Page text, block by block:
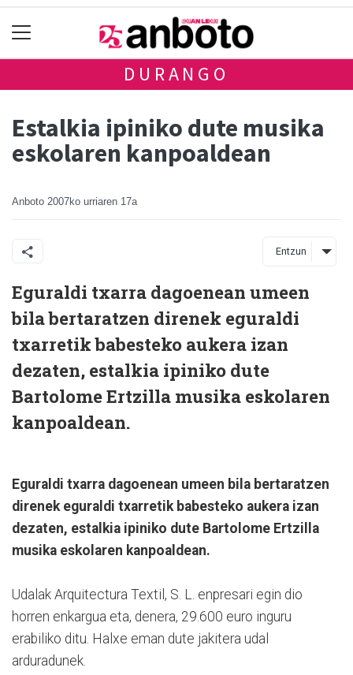
DURANGO
Estalkia ipiniko dute musika
eskolaren kanpoaldean
Anboto 2007ko urriaren 17a
Entzun
Eguraldi txarra dagoenean umeen
bila bertaratzen direnek eguraldi
txarretik babesteko aukera izan
dezaten, estalkia ipiniko dute
Bartolome Ertzilla musika eskolaren
kanpoaldean.
Eguraldi txarra dagoenean umeen bila bertaratzen
direnek eguraldi txarretik babesteko aukera izan
dezaten, estalkia ipiniko dute Bartolome Ertzilla
musika eskolaren kanpoaldean.
Udalak Arquitectura Textil, S. L. enpresari egin dio
horren enkargua eta, denera, 29.600 euro inguru
erabiliko ditu. Halxe eman dute jakitera udal
arduradunek.